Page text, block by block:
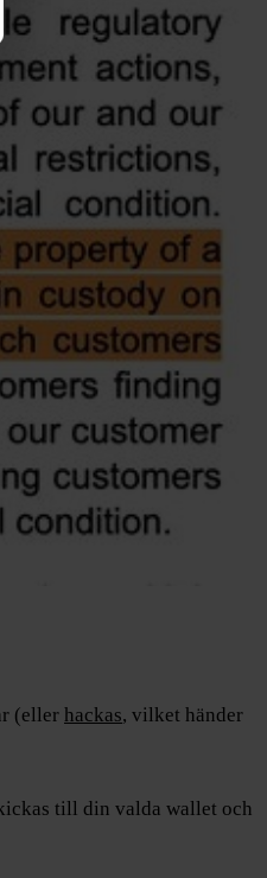
(eller hackas, vilket händer
till din valda wallet och